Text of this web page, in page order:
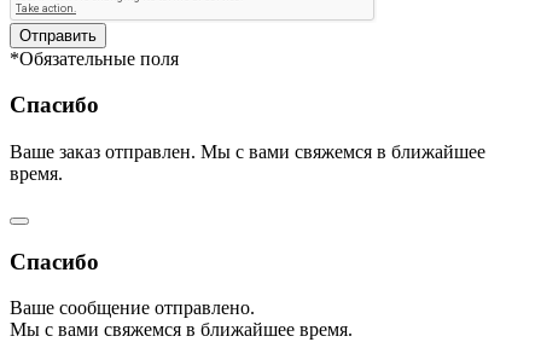
Отправить
*Обязательные поля
Спасибо
Ваше заказ отправлен. Мы с вами свяжемся в ближайшее
время.
Спасибо
Ваше сообщение отправлено.
Мы с вами свяжемся в ближайшее время.